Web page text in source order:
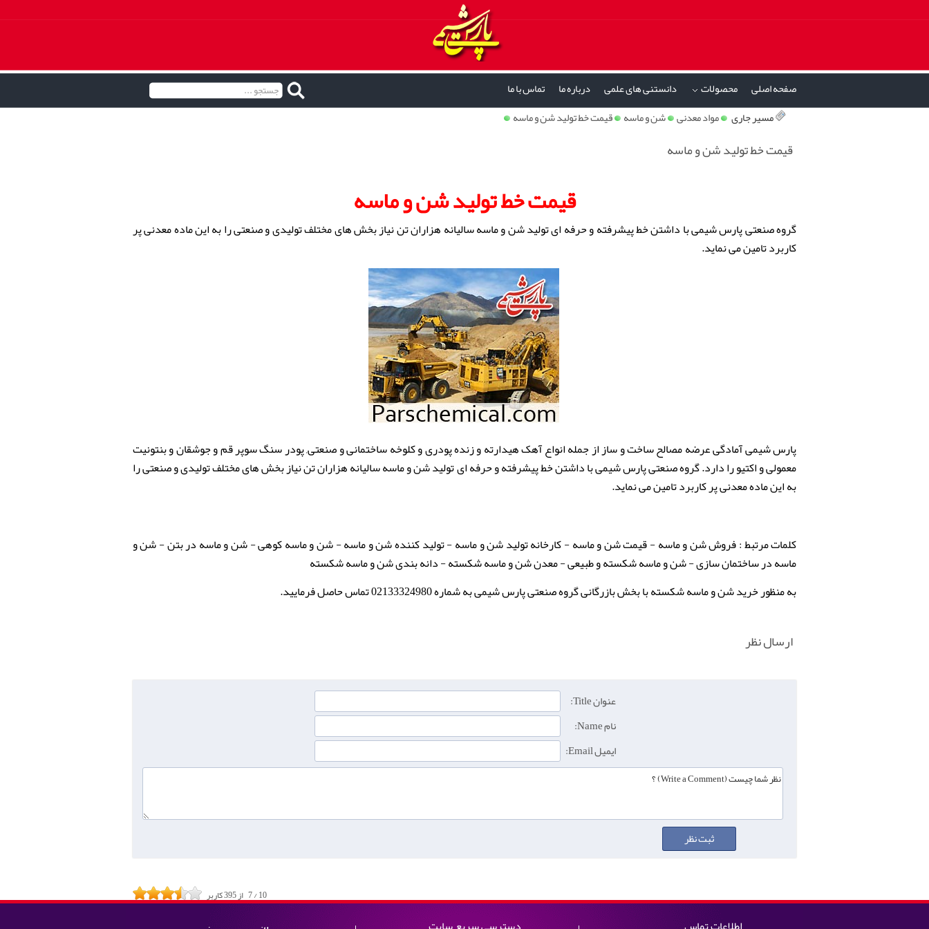
صفحه اصلی محصولات دانستنی های علمی درباره ما
تماس با ما
مسیر جاری
» مواد معدنی شن و ماسه قیمت خط تولید شن و ماسه
قیمت خط تولید شن و ماسه
قیمت خط تولید شن و ماسه
گروه صنعتی پارس شیمی با داشتن خط پیشرفته و حرفه ای تولید شن و ماسه سالیانه هزاران تن نیاز بخش های مختلف تولیدی و صنعتی را به این ماده معدنی پر
کاربرد تامین می نماید.
پارس شیمی آمادگی عرضه مصالح ساخت و ساز از جمله انواع آهک هیدارته و زنده پودری و کلوخه ساختمانی و صنعتی, پودر سنگ سوپر قم و جوشقان و بنتونیت
معمولی و اکتیو را دارد. گروه صنعتی پارس شیمی با داشتن خط پیشرفته و حرفه ای تولید شن و ماسه سالیانه هزاران تن نیاز بخش های مختلف تولیدی و صنعتی را
به این ماده معدنی پر کاربرد تامین می نماید.
کلمات مرتبط : فروش شن و ماسه - قیمت شن و ماسه - کارخانه تولید شن و ماسه - تولید کننده شن و ماسه - شن و ماسه کوهی - شن و ماسه در بتن - شن و
ماسه در ساختمان سازی - شن و ماسه شکسته و طبیعی - معدن شن و ماسه شکسته - دانه بندی شن و ماسه شکسته
به منظور خرید شن و ماسه شکسته با بخش بازرگانی گروه صنعتی پارس شیمی به شماره 02133324980 تماس حاصل فرمایید.
ارسال نظر
عنوان Title:
نام Name:
ایمیل Email:
7/10 از395کاربر